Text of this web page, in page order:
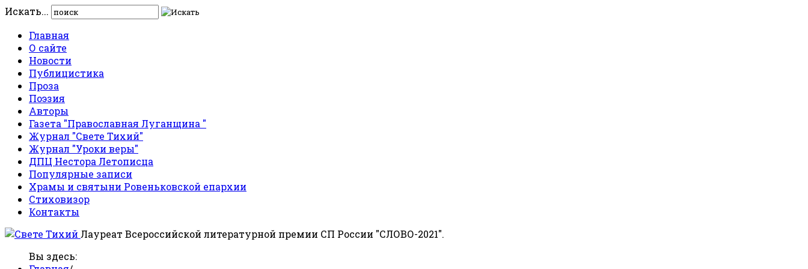
Искать...
Главная
О сайте
Новости
Публицистика
Проза
Поэзия
Авторы
Газета "Православная Луганщина "
Журнал "Свете Тихий"
Журнал "Уроки веры"
ДПЦ Нестора Летописца
Популярные записи
Храмы и святыни Ровеньковской епархии
Стиховизор
Контакты
Лауреат Всероссийской литературной премии СП России "СЛОВО-2021".
Вы здесь: